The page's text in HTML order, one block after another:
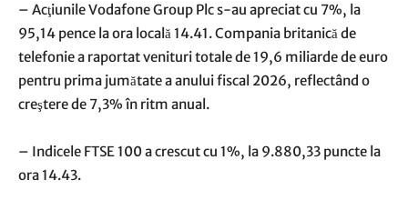
– Acţiunile Vodafone Group Plc s-au apreciat cu 7%, la
95,14 pence la ora locală 14.41. Compania britanică de
telefonie a raportat venituri totale de 19,6 miliarde de euro
pentru prima jumătate a anului fiscal 2026, reflectând o
creştere de 7,3% în ritm anual.
– Indicele FTSE 100 a crescut cu 1%, la 9.880,33 puncte la
ora 14.43.